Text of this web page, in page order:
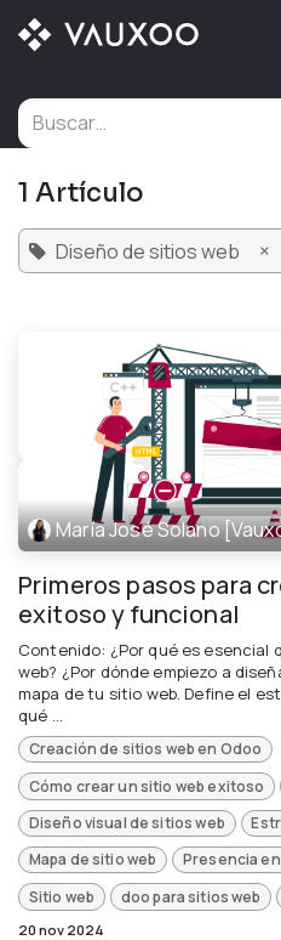
Ir al contenido
1 Artículo
Diseño de sitios web ×
María José Solano
Primeros pasos para
exitoso y funcional
Contenido: ¿Por qué es esencial
web? ¿Por dónde empiezo a
mapa de tu sitio web. Define el
qué ...
Creación de sitios web en Odoo
Cómo crear un sitio web exitoso
Diseño visual de sitios web
Mapa de sitio web
Presencia
Sitio web
doo para sitios web
20 nov 2024